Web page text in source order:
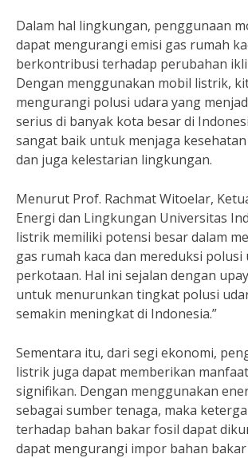
Dalam hal lingkungan, penggunaan
dapat mengurangi emisi gas rumah
berkontribusi terhadap perubahan
Dengan menggunakan mobil listrik,
mengurangi polusi udara yang
serius di banyak kota besar di
sangat baik untuk menjaga
dan juga kelestarian lingkungan.
Menurut Prof. Rachmat Witoelar,
Energi dan Lingkungan Universitas
listrik memiliki potensi besar dalam
gas rumah kaca dan mereduksi polusi
perkotaan. Hal ini sejalan dengan
untuk menurunkan tingkat polusi
semakin meningkat di Indonesia.”
Sementara itu, dari segi ekonomi,
listrik juga dapat memberikan
signifikan. Dengan menggunakan
sebagai sumber tenaga, maka
terhadap bahan bakar fosil dapat
dapat mengurangi impor bahan